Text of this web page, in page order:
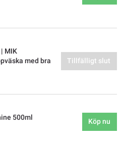
MIK
med bra
Tillfälligt slut
500ml
Köp nu